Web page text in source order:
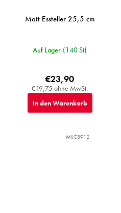
Matt Essteller 25,5 cm
Auf Lager (140 St)
€19,75 ohne MwSt.
€23,90
In den Warenkorb
MIJC8912